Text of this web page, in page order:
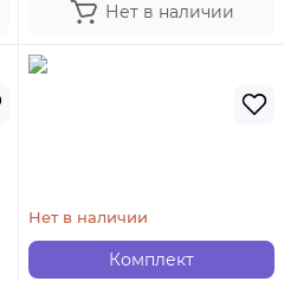
Нет в наличии
Комплект
Нет в наличии